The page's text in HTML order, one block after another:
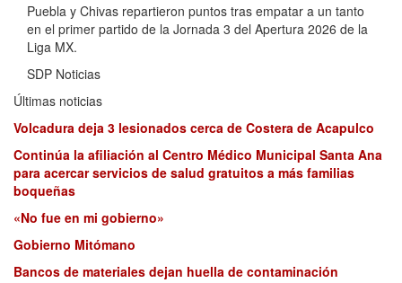
Puebla y Chivas repartieron puntos tras empatar a un tanto
en el primer partido de la Jornada 3 del Apertura 2026 de la
Liga MX.
SDP Noticias
Últimas noticias
Volcadura deja 3 lesionados cerca de Costera de Acapulco
Continúa la afiliación al Centro Médico Municipal Santa Ana
para acercar servicios de salud gratuitos a más familias
boqueñas
«No fue en mi gobierno»
Gobierno Mitómano
Bancos de materiales dejan huella de contaminación